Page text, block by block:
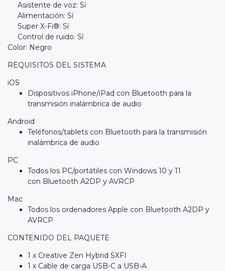
Asistente de voz: Sí
Alimentación: Sí
Super X-Fi®: Sí
Control de ruido: Sí
Color: Negro
REQUISITOS DEL SISTEMA
iOS
Dispositivos iPhone/iPad con Bluetooth para la
transmisión inalámbrica de audio
Android
Teléfonos/tablets con Bluetooth para la transmisión
inalámbrica de audio
PC
Todos los PC/portátiles con Windows 10 y 11
con Bluetooth A2DP y AVRCP
Mac
Todos los ordenadores Apple con Bluetooth A2DP y
AVRCP
CONTENIDO DEL PAQUETE
1 x Creative Zen Hybrid SXFI
1 x Cable de carga USB-C a USB-A